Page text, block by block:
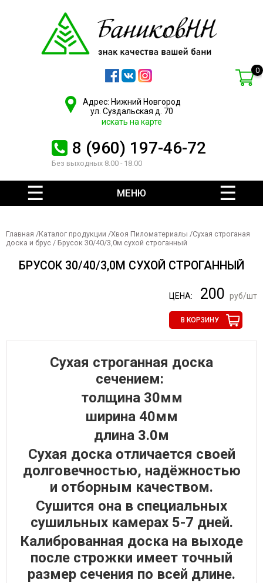
Адрес: Нижний Новгород
ул. Суздальская д. 70
искать на карте
8 (960) 197-46-72
Без выходных 8.00 - 18.00
0
МЕНЮ
Главная /Каталог продукции /Хвоя Пиломатериалы /Сухая строганая
доска и брус / Брусок 30/40/3,0м сухой строганный
БРУСОК 30/40/3,0М СУХОЙ СТРОГАННЫЙ
ЦЕНА: 200 руб/шт
В КОРЗИНУ
Сухая строганная доска
сечением:
толщина 30мм
ширина 40мм
длина 3.0м
Сухая доска отличается своей
долговечностью, надёжностью
и отборным качеством.
Сушится она в специальных
сушильных камерах 5-7 дней.
Калиброванная доска на выходе
после строжки имеет точный
размер сечения по всей длине.